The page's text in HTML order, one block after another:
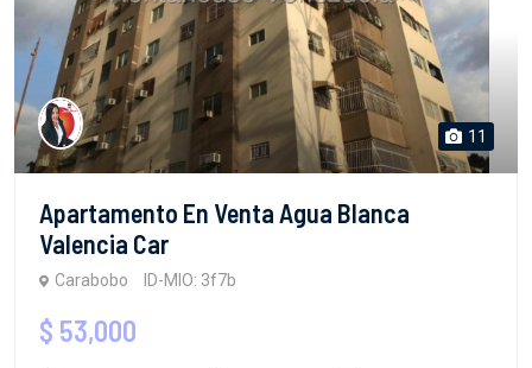
11
Apartamento En Venta Agua Blanca
Valencia Car
Carabobo ID-MIO: 3f7b
$ 53,000